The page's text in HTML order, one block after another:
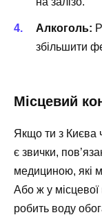
Алкоголь:
збільшити
Місцевий
Якщо ти з Києва
є звички,
медициною, які
Або ж у місцевої
робить воду